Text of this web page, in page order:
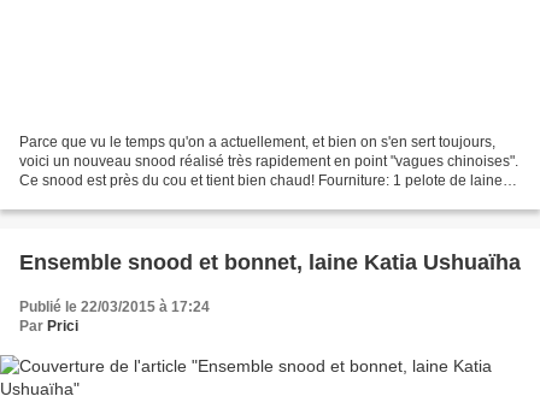
Parce que vu le temps qu'on a actuellement, et bien on s'en sert toujours,
voici un nouveau snood réalisé très rapidement en point "vagues chinoises".
Ce snood est près du cou et tient bien chaud! Fourniture: 1 pelote de laine
Ensemble snood et bonnet, laine Katia Ushuaïha
Publié le 22/03/2015 à 17:24
Par Prici